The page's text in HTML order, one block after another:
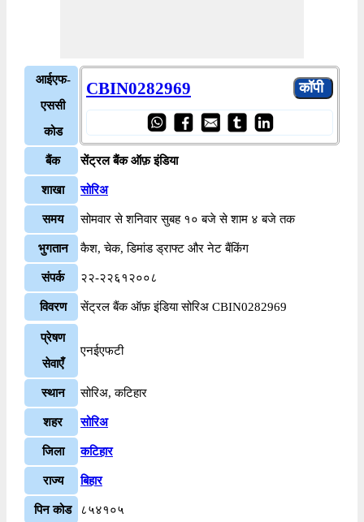
आईएफ-
एससी
कोड
CBIN0282969
बैंक सेंट्रल बैंक ऑफ़ इंडिया
शाखा सोरिअ
समय सोमवार से शनिवार सुबह १० बजे से शाम ४ बजे तक
भुगतान कैश, चेक, डिमांड ड्राफ्ट और नेट बैंकिंग
संपर्क २२-२२६१२००८
विवरण सेंट्रल बैंक ऑफ़ इंडिया सोरिअ CBIN0282969
प्रेषण
सेवाएँ
एनईएफटी
स्थान सोरिअ, कटिहार
शहर सोरिअ
जिला कटिहार
राज्य बिहार
पिन कोड ८५४१०५